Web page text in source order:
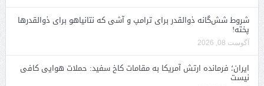
شروط شش‌گانه ذوالقدر برای ترامپ و آشی که نتانیاهو برای ذوالقدرها
پخته!
آگوست 08, 2026
ایران؛ فرمانده ارتش آمریکا به مقامات کاخ سفید: حملات هوایی کافی
نیست